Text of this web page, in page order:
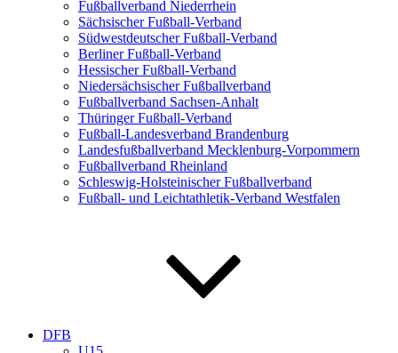
Fußballverband Niederrhein
Sächsischer Fußball-Verband
Südwestdeutscher Fußball-Verband
Berliner Fußball-Verband
Hessischer Fußball-Verband
Niedersächsischer Fußballverband
Fußballverband Sachsen-Anhalt
Thüringer Fußball-Verband
Fußball-Landesverband Brandenburg
Landesfußballverband Mecklenburg-Vorpommern
Fußballverband Rheinland
Schleswig-Holsteinischer Fußballverband
Fußball- und Leichtathletik-Verband Westfalen
DFB